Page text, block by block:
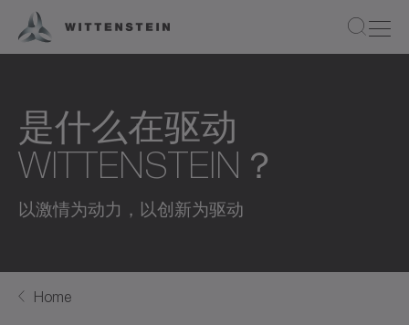
是什么在驱动
WITTENSTEIN？
以激情为动力，以创新为驱动
Home